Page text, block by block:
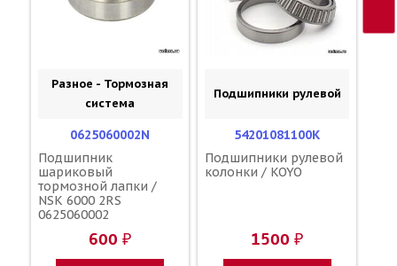
Разное - Тормозная
система
0625060002N
Подшипник
шариковый
тормозной лапки /
NSK 6000 2RS
0625060002
600 ₽
Подшипники рулевой
54201081100K
Подшипники рулевой
колонки / KOYO
1500 ₽